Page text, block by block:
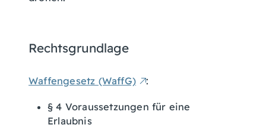
Rechtsgrundlage
Waffengesetz (WaffG) :
§ 4 Voraussetzungen für eine
Erlaubnis